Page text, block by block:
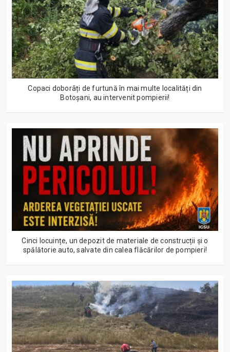
Copaci doborâți de furtună în mai multe localități din
Botoșani, au intervenit pompierii!
Cinci locuințe, un depozit de materiale de construcții și o
spălătorie auto, salvate din calea flăcărilor de pompieri!